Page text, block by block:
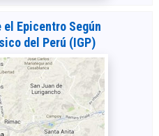
el Epicentro Según
del Perú (IGP)